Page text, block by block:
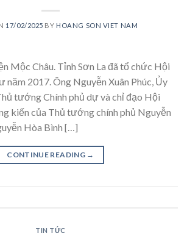
17/02/2025 BY HOANG SON VIET NAM
Mộc Châu. Tỉnh Sơn La đã tổ chức Hội
năm 2017. Ông Nguyễn Xuân Phúc, Ủy
tướng Chính phủ dự và chỉ đạo Hội
kiến của Thủ tướng chính phủ Nguyễn
Hòa Bình […]
CONTINUE READING →
TIN TỨC